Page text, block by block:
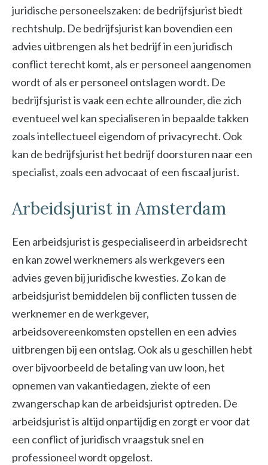
juridische personeelszaken: de bedrijfsjurist biedt
rechtshulp. De bedrijfsjurist kan bovendien een
advies uitbrengen als het bedrijf in een juridisch
conflict terecht komt, als er personeel aangenomen
wordt of als er personeel ontslagen wordt. De
bedrijfsjurist is vaak een echte allrounder, die zich
eventueel wel kan specialiseren in bepaalde takken
zoals intellectueel eigendom of privacyrecht. Ook
kan de bedrijfsjurist het bedrijf doorsturen naar een
specialist, zoals een advocaat of een fiscaal jurist.
Arbeidsjurist in Amsterdam
Een arbeidsjurist is gespecialiseerd in arbeidsrecht
en kan zowel werknemers als werkgevers een
advies geven bij juridische kwesties. Zo kan de
arbeidsjurist bemiddelen bij conflicten tussen de
werknemer en de werkgever,
arbeidsovereenkomsten opstellen en een advies
uitbrengen bij een ontslag. Ook als u geschillen hebt
over bijvoorbeeld de betaling van uw loon, het
opnemen van vakantiedagen, ziekte of een
zwangerschap kan de arbeidsjurist optreden. De
arbeidsjurist is altijd onpartijdig en zorgt er voor dat
een conflict of juridisch vraagstuk snel en
professioneel wordt opgelost.